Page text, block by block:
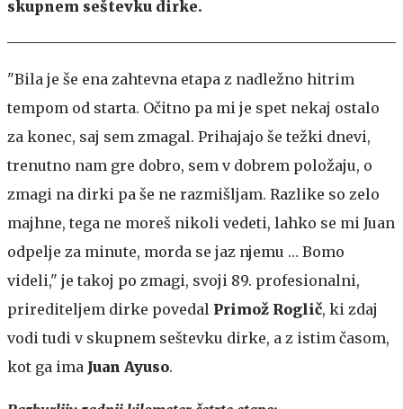
skupnem seštevku dirke.
"Bila je še ena zahtevna etapa z nadležno hitrim
tempom od starta. Očitno pa mi je spet nekaj ostalo
za konec, saj sem zmagal. Prihajajo še težki dnevi,
trenutno nam gre dobro, sem v dobrem položaju, o
zmagi na dirki pa še ne razmišljam. Razlike so zelo
majhne, tega ne moreš nikoli vedeti, lahko se mi Juan
odpelje za minute, morda se jaz njemu … Bomo
videli," je takoj po zmagi, svoji 89. profesionalni,
prirediteljem dirke povedal Primož Roglič, ki zdaj
vodi tudi v skupnem seštevku dirke, a z istim časom,
kot ga ima Juan Ayuso.